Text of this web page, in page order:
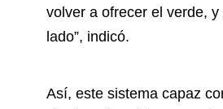
volver a ofrecer el verde,
lado”, indicó.
Así, este sistema capaz